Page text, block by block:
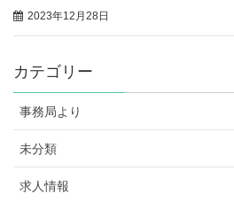
2023年12月28日
カテゴリー
事務局より
未分類
求人情報